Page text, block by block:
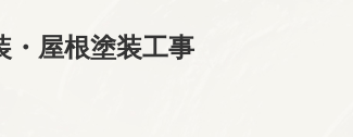
・屋根塗装工事